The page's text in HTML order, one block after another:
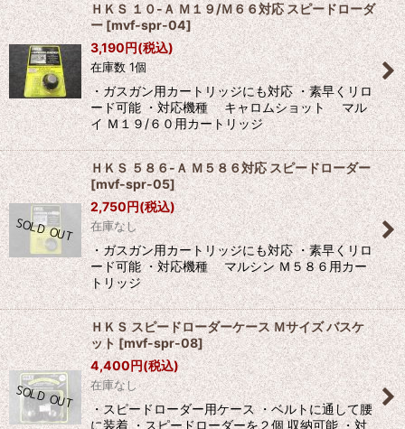
ＨＫＳ １０-Ａ Ｍ１９/Ｍ６６対応 スピードローダ
ー[mvf-spr-04]
3,190円(税込)
在庫数 1個
・ガスガン用カートリッジにも対応 ・素早くリロ
ード可能 ・対応機種 キャロムショット マル
イ Ｍ１９/６０用カートリッジ
ＨＫＳ ５８６-Ａ Ｍ５８６対応 スピードローダー
[mvf-spr-05]
2,750円(税込)
在庫なし
・ガスガン用カートリッジにも対応 ・素早くリロ
ード可能 ・対応機種 マルシン Ｍ５８６用カー
トリッジ
ＨＫＳ スピードローダーケース Ｍサイズ バスケ
ット[mvf-spr-08]
4,400円(税込)
在庫なし
・スピードローダー用ケース ・ベルトに通して腰
に装着 ・スピードローダーを２個 収納可能 ・対